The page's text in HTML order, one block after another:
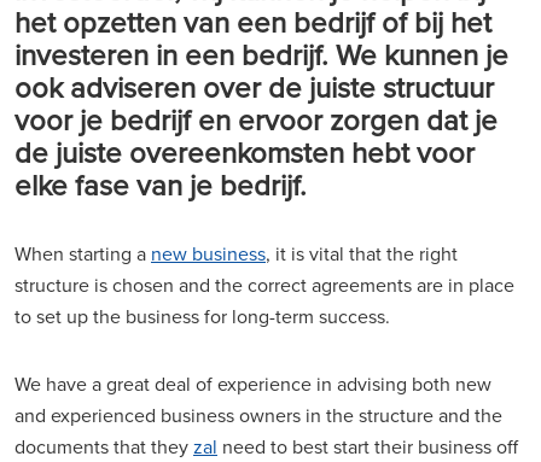
het opzetten van een bedrijf of bij het
investeren in een bedrijf. We kunnen je
ook adviseren over de juiste structuur
voor je bedrijf en ervoor zorgen dat je
de juiste overeenkomsten hebt voor
elke fase van je bedrijf.
When starting a new business, it is vital that the right
structure is chosen and the correct agreements are in place
to set up the business for long-term success.
We have a great deal of experience in advising both new
and experienced business owners in the structure and the
documents that theyzal need to best start their business off